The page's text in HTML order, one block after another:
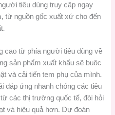
tiêu dùng truy cập ngay
từ nguồn gốc xuất xứ cho đến
cao từ phía người tiêu dùng về
sản phẩm xuất khẩu sẽ buộc
và cải tiến tem phụ của mình.
đáp ứng nhanh chóng các tiêu
các thị trường quốc tế, đòi hỏi
và hiệu quả hơn. Dự đoán